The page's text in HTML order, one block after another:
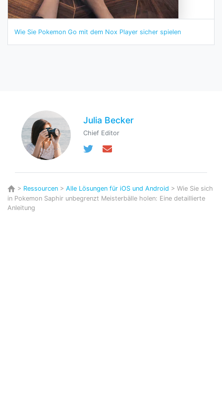
Wie Sie Pokemon Go mit dem Nox Player sicher spielen
Julia Becker
Chief Editor
> Ressourcen > Alle Lösungen für iOS und Android > Wie Sie sich
in Pokemon Saphir unbegrenzt Meisterbälle holen: Eine detaillierte
Anleitung